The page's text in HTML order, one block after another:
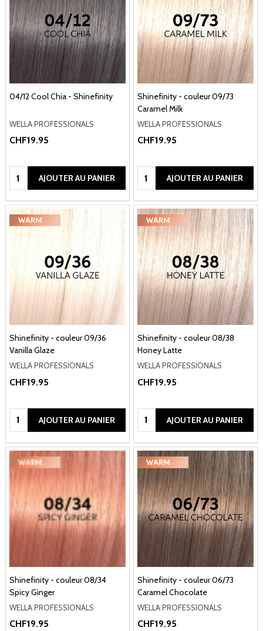
04/12 Cool Chia - Shinefinity
WELLA PROFESSIONALS
CHF19.95
Quantité:AJOUTER AU PANIER
Shinefinity - couleur 09/73
Caramel Milk
WELLA PROFESSIONALS
CHF19.95
Quantité:AJOUTER AU PANIER
Shinefinity - couleur 09/36
Vanilla Glaze
WELLA PROFESSIONALS
CHF19.95
Quantité:AJOUTER AU PANIER
Shinefinity - couleur 08/38
Honey Latte
WELLA PROFESSIONALS
CHF19.95
Quantité:AJOUTER AU PANIER
Shinefinity - couleur 08/34
Spicy Ginger
WELLA PROFESSIONALS
CHF19.95
Shinefinity - couleur 06/73
Caramel Chocolate
WELLA PROFESSIONALS
CHF19.95